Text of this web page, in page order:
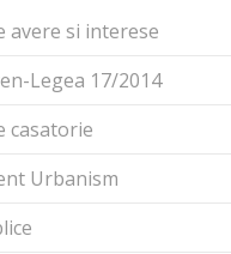
avere si interese
Legea 17/2014
casatorie
Urbanism